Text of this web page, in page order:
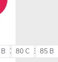
D 85 E 90
80 C 85 B